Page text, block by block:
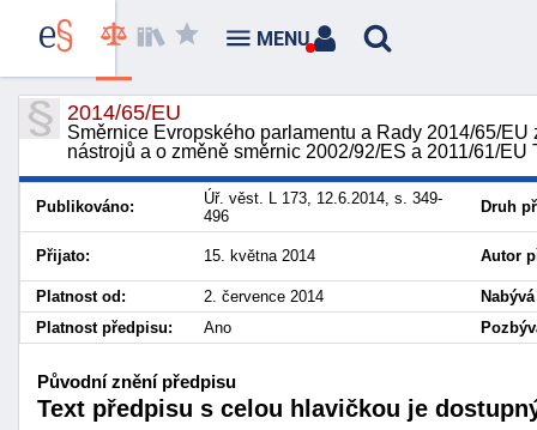
2014/65/EU
Směrnice Evropského parlamentu a Rady 2014/65/
nástrojů a o změně směrnic 2002/92/ES a 2011/61/EU
Publikováno:
Úř. věst. L 173, 12.6.2014, s. 349-
496
Druh
Přijato: 15. května 2014 Autor
Platnost od: 2. července 2014
Platnost předpisu:
Ano
Původní znění předpisu
Text předpisu s celou hlavičkou je
MENU